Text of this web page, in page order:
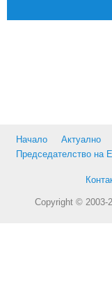
Начало Актуално
Председателство на
Copyright © 2003-